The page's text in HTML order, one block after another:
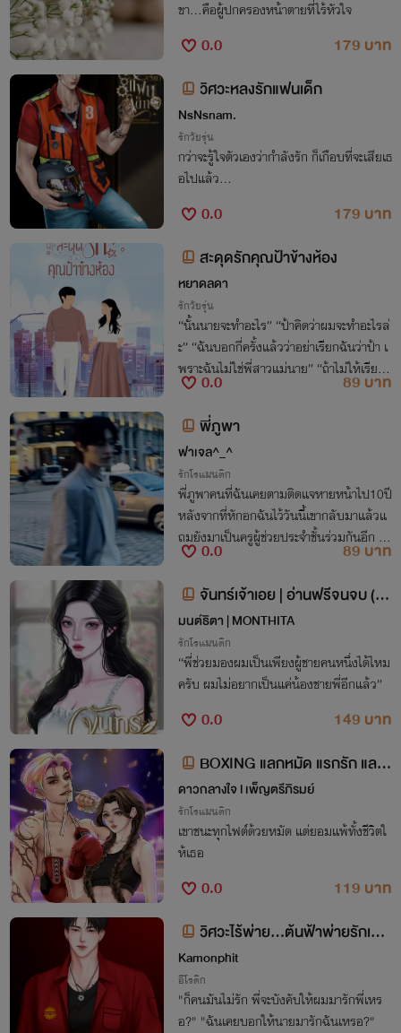
ขา...คือผู้ปกครองหน้าตายที่ไร้หัวใจ
0.0
179 บาท
วิศวะหลงรักแฟนเด็ก
NsNsnam.
รักวัยรุ่น
กว่าจะรู้ใจตัวเองว่ากำลังรัก ก็เกือบที่จะเสียเธ
อไปแล้ว...
0.0
179 บาท
สะดุดรักคุณป้าข้างห้อง
หยาดลดา
รักวัยรุ่น
“นั้นนายจะทำอะไร” “ป้าคิดว่าผมจะทำอะไรล่
ะ” “ฉันบอกกี่ครั้งแล้วว่าอย่าเรียกฉันว่าป้า เ
พราะฉันไม่ใช่พี่สาวแม่นาย” “ถ้าไม่ให้เรียกป้
า งั้นเรียก “ที่รัก” ได้ไหมครับ”
0.0
89 บาท
พี่ภูพา
ฟาเจล^_^
รักโรแมนติก
พี่ภูพาคนที่ฉันเคยตามติดแจหายหน้าไป10ปี
หลังจากที่หักอกฉันไว้วันนี้เขากลับมาแล้วแ
ถมยังมาเป็นครูผู้ช่วยประจำชั้นร่วมกันอีก แ
ต่ที่แปลกครั้งนี้เขามาบอกว่าจะจีบฉัน คนที่บ
0.0
89 บาท
จันทร์เจ้าเอย | อ่านฟรีจนจบ (มี
E-Book แล้ว)
มนต์ธิตา | MONTHITA
รักโรแมนติก
“พี่ช่วยมองผมเป็นเพียงผู้ชายคนหนึ่งได้ไหม
ครับ ผมไม่อยากเป็นแค่น้องชายพี่อีกแล้ว”
0.0
149 บาท
BOXING แลกหมัด แรกรัก แลกใ
จ
ดาวกลางใจ l เพ็ญตรีภิรมย์
รักโรแมนติก
เขาชนะทุกไฟต์ด้วยหมัด แต่ยอมแพ้ทั้งชีวิตใ
ห้เธอ
0.0
119 บาท
วิศวะไร้พ่าย...ต้นฟ้าพ่ายรักเพีย
งฝัน
Kamonphit
อีโรติก
"ก็คนมันไม่รัก พี่จะบังคับให้ผมมารักพี่เหร
อ?" "ฉันเคยบอกให้นายมารักฉันเหรอ?"